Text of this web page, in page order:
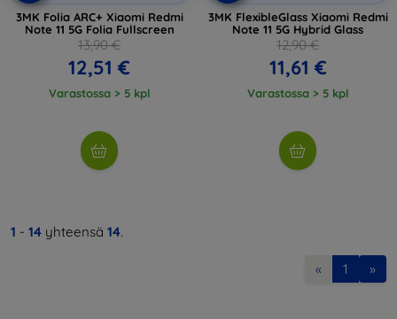
3MK Folia ARC+ Xiaomi Redmi
Note 11 5G Folia Fullscreen
13,90 €
12,51 €
Varastossa > 5 kpl
3MK FlexibleGlass Xiaomi Redmi
Note 11 5G Hybrid Glass
12,90 €
11,61 €
Varastossa > 5 kpl
1 - 14 yhteensä 14.
« 1 »